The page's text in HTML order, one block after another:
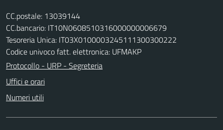
CC.postale: 13039144
CC.bancario: IT10N0608510316000000006679
Tesoreria Unica: IT03X0100003245111300300222
Codice univoco fatt. elettronica: UFMAKP
Protocollo - URP - Segreteria
Uffici e orari
Numeri utili